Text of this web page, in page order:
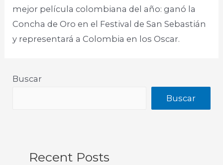
mejor película colombiana del año: ganó la
Concha de Oro en el Festival de San Sebastián
y representará a Colombia en los Oscar. ​
Buscar
Buscar
Recent Posts